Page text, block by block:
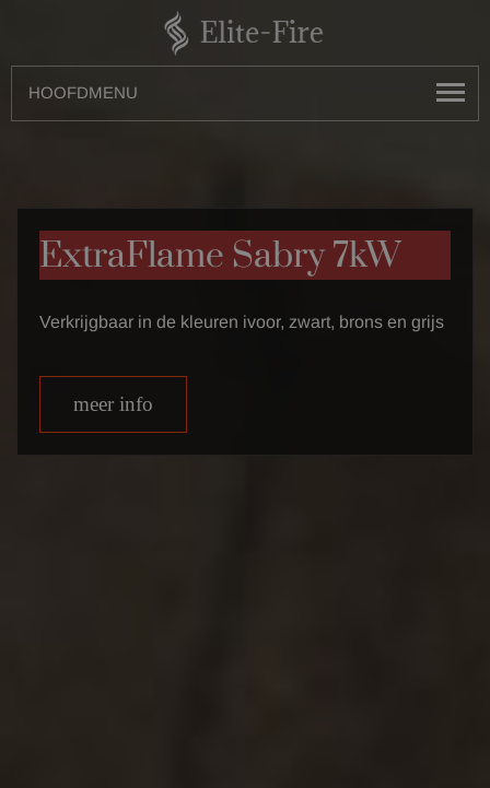
HOOFDMENU
ExtraFlame Sabry 7kW
Verkrijgbaar in de kleuren ivoor, zwart, brons en grijs
meer info